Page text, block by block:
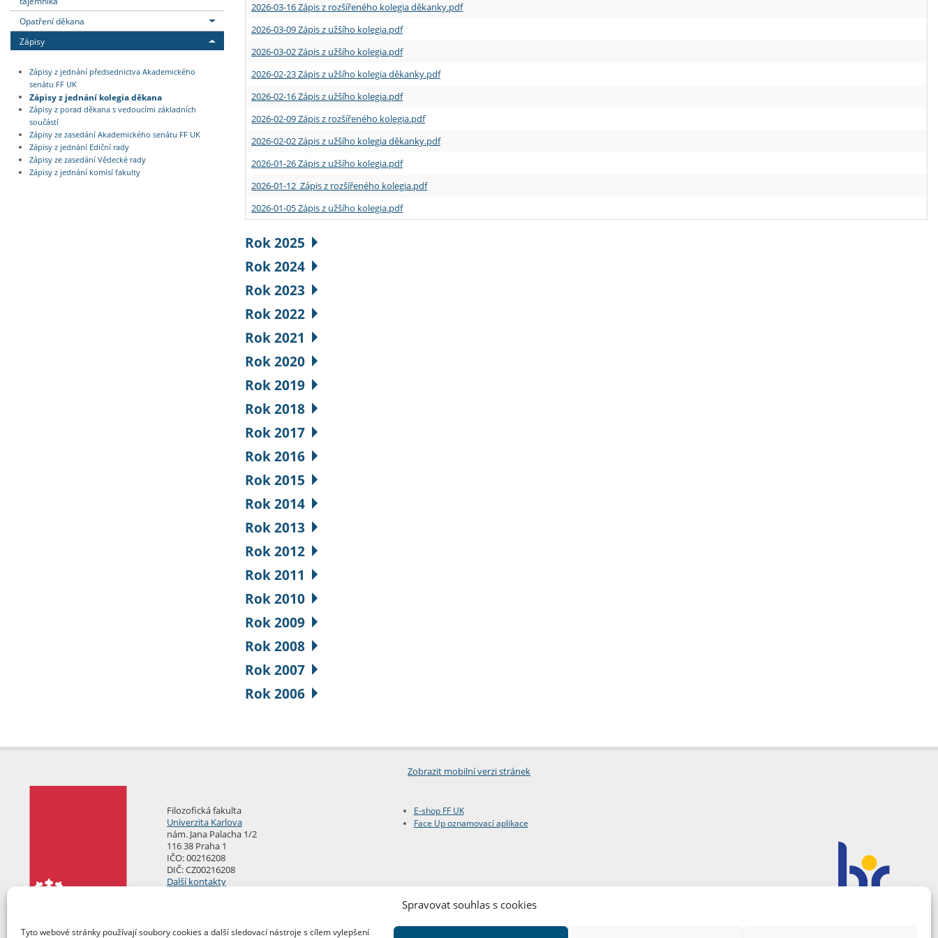
Spravovat souhlas s cookies
Tyto webové stránky používají soubory cookies a další sledovací nástroje s cílem vylepšení
Opatření děkana
Zápisy
Zápisy z jednání předsednictva Akademického
senátu FF UK
Zápisy z jednání kolegia děkana
Zápisy z porad děkana s vedoucími základních
součástí
Zápisy ze zasedání Akademického senátu FF UK
Zápisy z jednání Ediční rady
Zápisy ze zasedání Vědecké rady
Zápisy z jednání komisí fakulty
2026-03-16 Zápis z rozšířeného kolegia děkanky.pdf
2026-03-09 Zápis z užšího kolegia.pdf
2026-03-02 Zápis z užšího kolegia.pdf
2026-02-23 Zápis z užšího kolegia děkanky.pdf
2026-02-16 Zápis z užšího kolegia.pdf
2026-02-09 Zápis z rozšířeného kolegia.pdf
2026-02-02 Zápis z užšího kolegia děkanky.pdf
2026-01-26 Zápis z užšího kolegia.pdf
2026-01-12 Zápis z rozšířeného kolegia.pdf
2026-01-05 Zápis z užšího kolegia.pdf
Rok 2025
Rok 2024
Rok 2023
Rok 2022
Rok 2021
Rok 2020
Rok 2019
Rok 2018
Rok 2017
Rok 2016
Rok 2015
Rok 2014
Rok 2013
Rok 2012
Rok 2011
Rok 2010
Rok 2009
Rok 2008
Rok 2007
Rok 2006
Zobrazit mobilní verzi stránek
Filozofická fakulta
Univerzita Karlova
nám. Jana Palacha 1/2
116 38 Praha 1
IČO: 00216208
DIČ: CZ00216208
Další kontakty
E-shop FF UK
Face Up oznamovací aplikace